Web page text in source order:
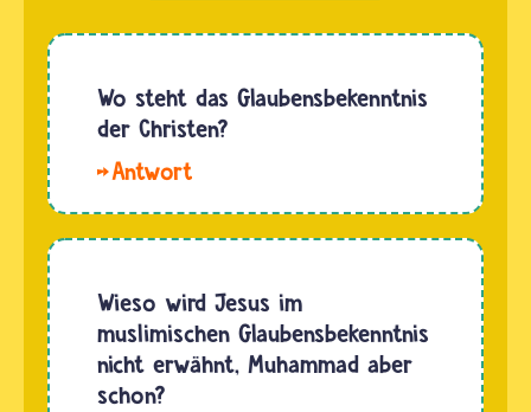
Wo steht das Glaubensbekenntnis
der Christen?
christliche
findest
du wie
die Zehn
Gebote
Wieso wird Jesus im
muslimischen Glaubensbekenntnis
nicht erwähnt, Muhammad aber
schon?